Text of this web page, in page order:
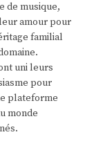
de musique,
amour pour
familial
uni leurs
pour
plateforme
monde